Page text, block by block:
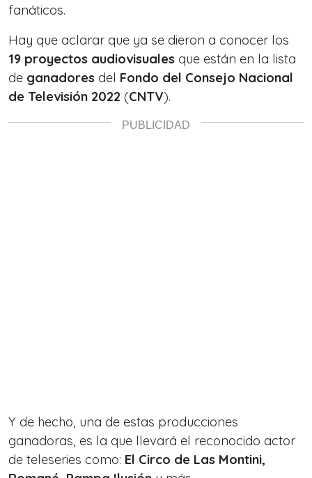
fanáticos.
Hay que aclarar que ya se dieron a conocer los
19 proyectos audiovisuales que están en la lista
de ganadores del Fondo del Consejo Nacional
de Televisión 2022 (CNTV).
Y de hecho, una de estas producciones
ganadoras, es la que llevará el reconocido actor
de teleseries como: El Circo de Las Montini,